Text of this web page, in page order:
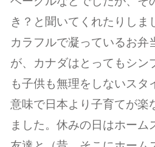
き？と聞いてくれたりしま
カラフルで凝っているお弁
が、カナダはとってもシン
も子供も無理をしないスタ
意味で日本より子育てが楽
ました。休みの日はホーム